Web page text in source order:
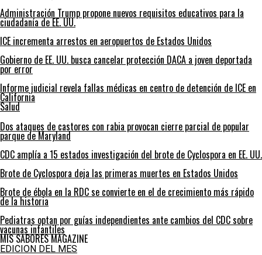
Administración Trump propone nuevos requisitos educativos para la
ciudadanía de EE. UU.
ICE incrementa arrestos en aeropuertos de Estados Unidos
Gobierno de EE. UU. busca cancelar protección DACA a joven deportada
por error
Informe judicial revela fallas médicas en centro de detención de ICE en
California
Salud
Dos ataques de castores con rabia provocan cierre parcial de popular
parque de Maryland
CDC amplía a 15 estados investigación del brote de Cyclospora en EE. UU.
Brote de Cyclospora deja las primeras muertes en Estados Unidos
Brote de ébola en la RDC se convierte en el de crecimiento más rápido
de la historia
Pediatras optan por guías independientes ante cambios del CDC sobre
vacunas infantiles
MIS SABORES MAGAZINE
EDICION DEL MES